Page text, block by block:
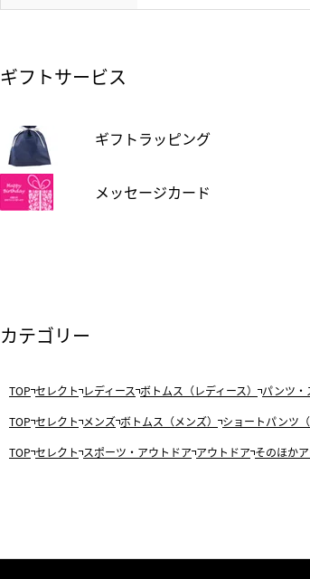
ギフトサービス
ギフトラッピング
メッセージカード
カテゴリー
TOP セレクト レディース ボトムス（レディース）
パンツ・
TOP セレクト メンズ ボトムス（メンズ）
ショートパンツ（
TOP セレクト スポーツ・アウトドア アウトドア そのほか